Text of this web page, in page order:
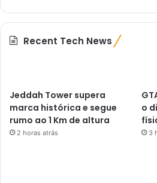
Recent Tech News
Jeddah Tower supera
marca histórica e segue
rumo ao 1 Km de altura
2 horas atrás
o
3